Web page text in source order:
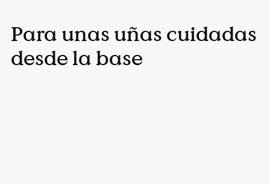
producto
a
la
Para unas uñas cuidadas
desde la base